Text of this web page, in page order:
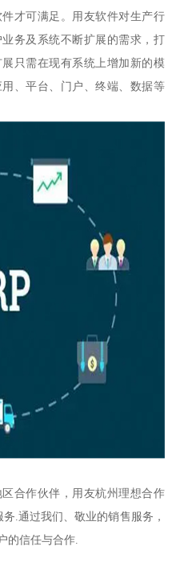
才可满足。用友软件对生产行
务及系统不断扩展的需求，打
只需在现有系统上增加新的模
、平台、门户、终端、数据等
合作伙伴，用友杭州理想合作
.通过我们、敬业的销售服务，
的信任与合作.